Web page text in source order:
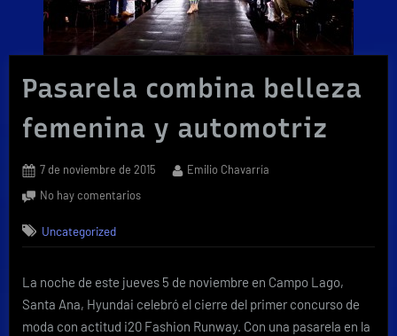
Pasarela combina belleza
femenina y automotriz
Posted
on
7 de noviembre de 2015 By
Emilio Chavarría
No hay comentariosen
belleza
y
automotriz
Uncategorized
La noche de este jueves 5 de noviembre en Campo Lago,
Santa Ana, Hyundai celebró el cierre del primer concurso de
moda con actitud i20 Fashion Runway. Con una pasarela en la